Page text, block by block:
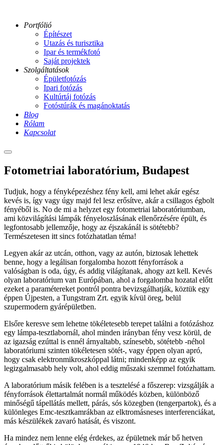
Portfólió
Építészet
Utazás és turisztika
Ipar és termékfotó
Saját projektek
Szolgáltatások
Épületfotózás
Ipari fotózás
Kultúrtáj fotózás
Fotóstúrák és magánoktatás
Blog
Rólam
Kapcsolat
Main
L-
099-
GA
l-
021-
tungstram-
GA
T-
conformiticslab-
15
L-
044-
tungstram-
GA
L-
-
tungstram-
GA
l-
066-
tungstram-
ga
L-
036-
tungstram-
GA
0L-
jul-
10
Fotometriai laboratórium, Budapest
Tudjuk, hogy a fényképezéshez fény kell, ami lehet akár egész
kevés is, így vagy úgy majd fel lesz erősítve, akár a csillagos égbolt
fényéből is. No de mi a helyzet egy fotometriai laboratóriumban,
ami közvilágítási lámpák fényeloszlásának ellenőrzésére épült, és
legfontosabb jellemzője, hogy az éjszakánál is sötétebb?
Természetesen itt sincs fotózhatatlan téma!
Legyen akár az utcán, otthon, vagy az autón, biztosak lehettek
benne, hogy a legálisan forgalomba hozott fényforrások a
valóságban is oda, úgy, és addig világítanak, ahogy azt kell. Kevés
olyan laboratórium van Európában, ahol a forgalomba hozatal előtt
ezeket a paramétereket pontról pontra bevizsgálhatják, köztük egy
éppen Újpesten, a Tungstram Zrt. egyik kívül öreg, belül
szupermodern gyárépületben.
Elsőre keresve sem lehetne tökéletesebb terepet találni a fotózáshoz
egy lámpa-tesztlabornál, ahol minden irányban fény vesz körül, de
az igazság ezúttal is ennél árnyaltabb, színesebb, sötétebb -néhol
laboratóriumi szinten tökéletesen sötét-, vagy éppen olyan apró,
hogy csak elektronmikroszkóppal látni; mindenképp az egyik
legizgalmasabb hely volt, ahol eddig műszaki szemmel fotózhattam.
A laboratórium másik felében is a tesztelésé a főszerep: vizsgálják a
fényforrások élettartalmát normál működés közben, különböző
minőségű tápellátás mellett, párás, sós közegben (tengerpartok), és a
különleges Emc-tesztkamrákban az elktromásneses interferenciákat,
más készülékek zavaró hatását, és viszont.
Ha mindez nem lenne elég érdekes, az épületnek már bő hetven